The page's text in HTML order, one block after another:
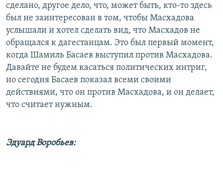
сделано, другое дело, что, может быть, кто-то здесь
был не заинтересован в том, чтобы Масхадова
услышали и хотел сделать вид, что Масхадов не
обращался к дагестанцам. Это был первый момент,
когда Шамиль Басаев выступил против Масхадова.
Давайте не будем касаться политических интриг,
но сегодня Басаев показал всеми своими
действиями, что он против Масхадова, и он делает,
что считает нужным.
Эдуард Воробьев: